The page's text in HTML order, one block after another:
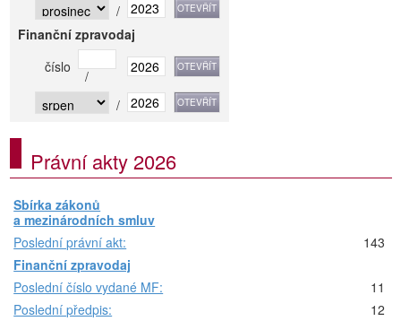
/
Finanční zpravodaj
číslo
/
/
Právní akty 2026
Sbírka zákonů
a mezinárodních smluv
Poslední právní akt:
143
Finanční zpravodaj
Poslední číslo vydané MF:
11
Poslední předpis:
12